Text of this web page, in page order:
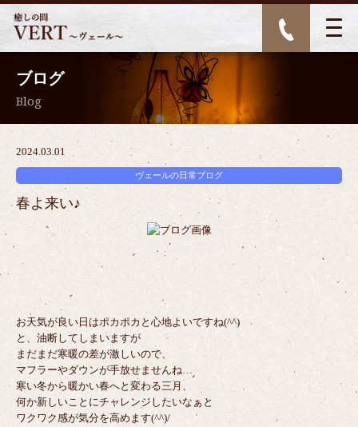
ブログ
Blog
2024.03.01
ヴェールの日常ブログ
春よ来い♪
お天気が良い日はポカポカと心地よいですね(^^)
と、油断してしまいますが
まだまだ寒暖の差が激しいので、
マフラーやダウンが手放せませんね…
寒い冬から暖かい春へと変わる三月、
何か新しいことにチャレンジしたいなぁと
ワクワク感が気分を高めます(^^)/